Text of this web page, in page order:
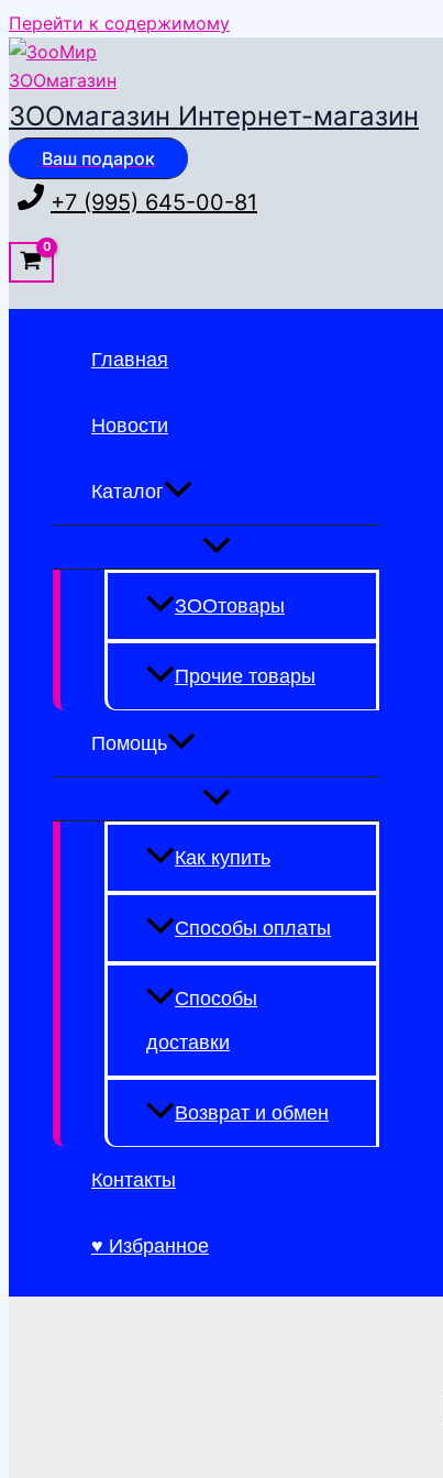
Перейти к содержимому
ЗООмагазин Интернет-магазин
Ваш подарок
+7 (995) 645-00-81
Главная
Новости
Каталог
ЗООтовары
Прочие товары
Помощь
Как купить
Способы оплаты
Способы
доставки
Возврат и обмен
Контакты
♥ Избранное